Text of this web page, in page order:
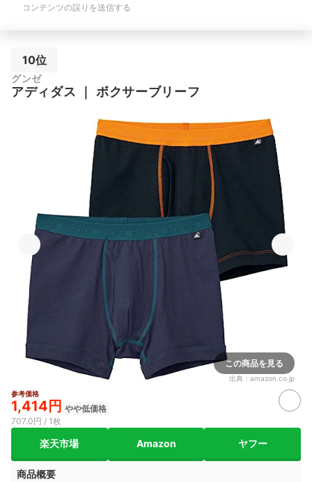
コンテンツの誤りを送信する
10位
グンゼ
アディダス ボクサーブリーフ
この商品を見る
出典： amazon.co.jp
参考価格
1,414円 やや低価格
707.0円 / 1枚
楽天市場 Amazon ヤフー
商品概要